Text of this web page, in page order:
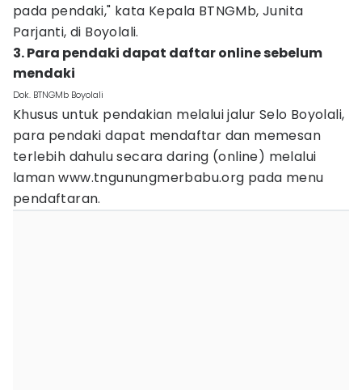
pada pendaki," kata Kepala BTNGMb, Junita
Parjanti, di Boyolali.
3. Para pendaki dapat daftar online sebelum
mendaki
Dok. BTNGMb Boyolali
Khusus untuk pendakian melalui jalur Selo Boyolali,
para pendaki dapat mendaftar dan memesan
terlebih dahulu secara daring (online) melalui
laman www.tngunungmerbabu.org pada menu
pendaftaran.